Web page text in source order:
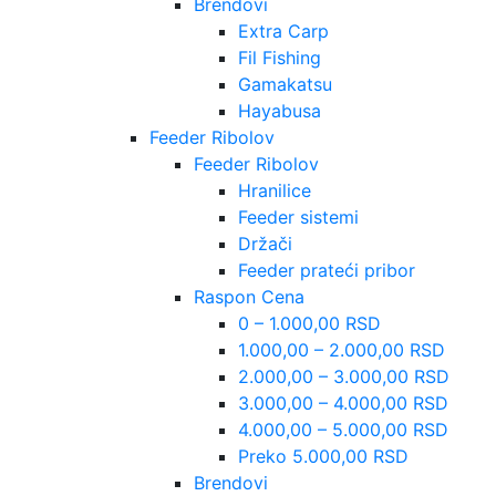
Extra Carp
Fil Fishing
Gamakatsu
Hayabusa
Feeder Ribolov
Feeder Ribolov
Hranilice
Feeder sistemi
Držači
Feeder prateći pribor
Raspon Cena
0 – 1.000,00 RSD
1.000,00 – 2.000,00 RSD
2.000,00 – 3.000,00 RSD
3.000,00 – 4.000,00 RSD
4.000,00 – 5.000,00 RSD
Preko 5.000,00 RSD
Brendovi